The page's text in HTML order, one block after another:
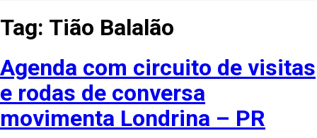
Tag: Tião Balalão
Agenda com circuito de visitas
e rodas de conversa
movimenta Londrina – PR